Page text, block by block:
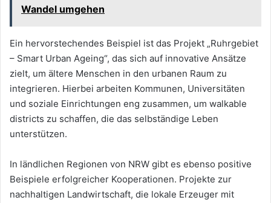
Wandel umgehen
Ein hervorstechendes Beispiel ist das Projekt „Ruhrgebiet
– Smart Urban Ageing“, das sich auf innovative Ansätze
zielt, um ältere Menschen in den urbanen Raum zu
integrieren. Hierbei arbeiten Kommunen, Universitäten
und soziale Einrichtungen eng zusammen, um walkable
districts zu schaffen, die das selbständige Leben
unterstützen.
In ländlichen Regionen von NRW gibt es ebenso positive
Beispiele erfolgreicher Kooperationen. Projekte zur
nachhaltigen Landwirtschaft, die lokale Erzeuger mit